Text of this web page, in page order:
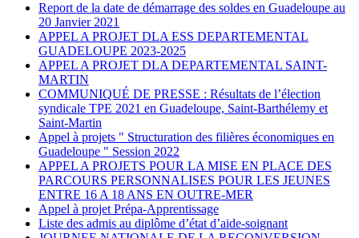
Report de la date de démarrage des soldes en Guadeloupe au
20 Janvier 2021
APPEL A PROJET DLA ESS DEPARTEMENTAL
GUADELOUPE 2023-2025
APPEL A PROJET DLA DEPARTEMENTAL SAINT-
MARTIN
COMMUNIQUÉ DE PRESSE : Résultats de l’élection
syndicale TPE 2021 en Guadeloupe, Saint-Barthélemy et
Saint-Martin
Appel à projets " Structuration des filières économiques en
Guadeloupe " Session 2022
APPEL A PROJETS POUR LA MISE EN PLACE DES
PARCOURS PERSONNALISES POUR LES JEUNES
ENTRE 16 A 18 ANS EN OUTRE-MER
Appel à projet Prépa-Apprentissage
Liste des admis au diplôme d’état d’aide-soignant